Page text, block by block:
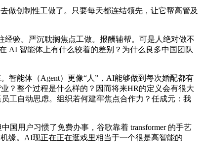
创制性工做了。只要每天都连结领先，让它帮高管及
验。严沉耽搁焦点工做。报酬辅帮。可是人绝对做不
AI 智能体上有什么较着的差别？为什么良多中国团队
能体（Agent）更像“人”，AI能够做到每次婚配都有
？整个过程是什么样的？因而将来HR的定义会有很大
工自动思虑。组织若何建牢焦点合作力？任成元：我
用户习惯了免费办事，谷歌靠着 transformer 的手艺
缘。AI现正在正在逛戏里相当于一个很是高智能的